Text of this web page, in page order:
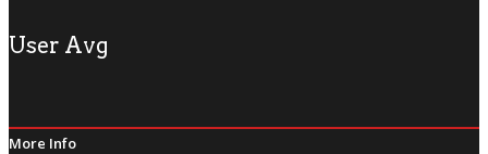
User Avg
More Info